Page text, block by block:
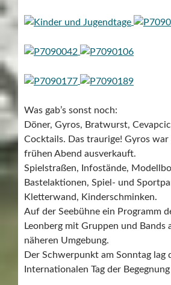
Was gab’s sonst noch:
Döner, Gyros, Bratwurst,
Cocktails. Das traurige! Gyros war
frühen Abend ausverkauft.
Spielstraßen, Infostände,
Bastelaktionen, Spiel- und
Kletterwand, Kinderschminken.
Auf der Seebühne ein Programm
Leonberg mit Gruppen und Bands
näheren Umgebung.
Der Schwerpunkt am Sonntag lag
Internationalen Tag der Begegnung